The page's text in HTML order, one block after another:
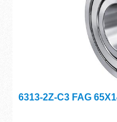
6313-2Z-C3